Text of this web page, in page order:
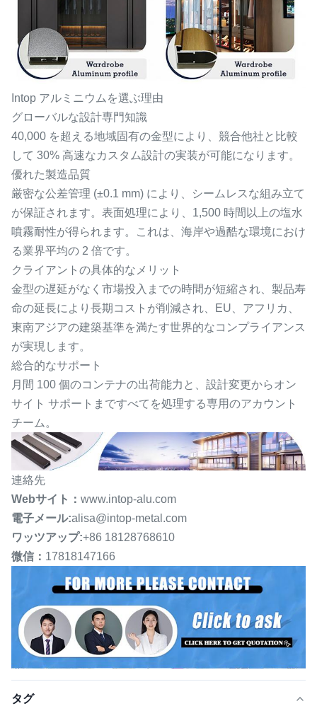
Intop アルミニウムを選ぶ理由
グローバルな設計専門知識
40,000 を超える地域固有の金型により、競合他社と比較
して 30% 高速なカスタム設計の実装が可能になります。
優れた製造品質
厳密な公差管理 (±0.1 mm) により、シームレスな組み立て
が保証されます。表面処理により、1,500 時間以上の塩水
噴霧耐性が得られます。これは、海岸や過酷な環境におけ
る業界平均の 2 倍です。
クライアントの具体的なメリット
金型の遅延がなく市場投入までの時間が短縮され、製品寿
命の延長により長期コストが削減され、EU、アフリカ、
東南アジアの建築基準を満たす世界的なコンプライアンス
が実現します。
総合的なサポート
月間 100 個のコンテナの出荷能力と、設計変更からオン
サイト サポートまですべてを処理する専用のアカウント
チーム。
連絡先
Webサイト： www.intop-alu.com
電子メール:alisa@intop-metal.com
ワッツアップ:+86 18128768610
微信： 17818147166
タグ